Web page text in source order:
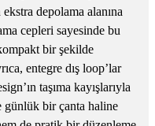
depolama alanına
cepleri sayesinde bu
bir şekilde
entegre dış loop’lar
taşıma kayışlarıyla
günlük bir çanta haline